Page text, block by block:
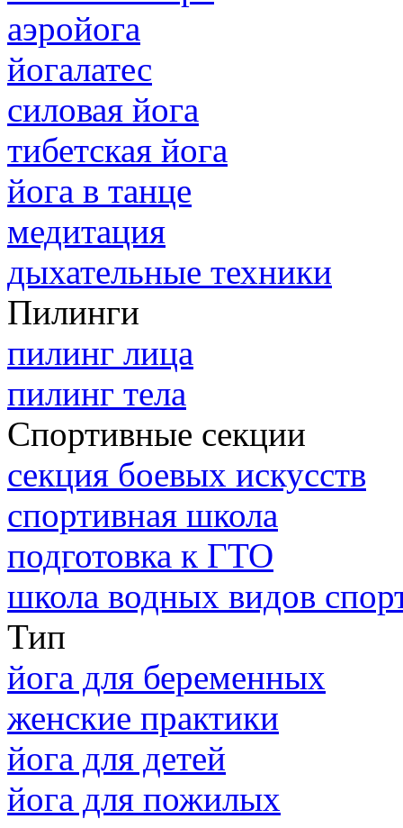
аэройога
йогалатес
силовая йога
тибетская йога
йога в танце
медитация
дыхательные техники
Пилинги
пилинг лица
пилинг тела
Спортивные секции
секция боевых искусств
спортивная школа
подготовка к ГТО
школа водных видов
Тип
йога для беременных
женские практики
йога для детей
йога для пожилых